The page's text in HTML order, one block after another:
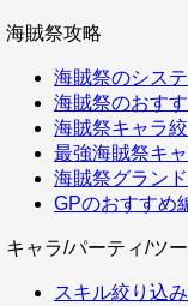
海賊祭攻略
海賊祭のシス
海賊祭のおす
海賊祭キャラ
最強海賊祭キ
海賊祭グラン
GPのおすすめ
キャラ/パーティ/ツ
スキル絞り込